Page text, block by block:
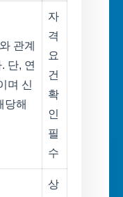
관계
단, 연
며 신
당해
자
격
요
건
확
인
필
수
상